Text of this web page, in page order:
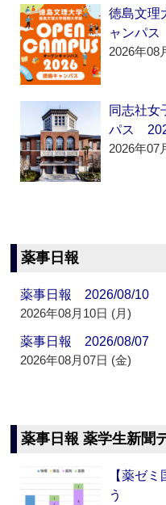
徳島文
ャンパ
2026年08
同志社
パス
2026年07
薬事日報
薬事日報 2026/08/10
2026年08月10日 (月)
薬事日報 2026/08/07
2026年08月07日 (金)
薬事日報 薬学生新聞
【薬ゼ
う